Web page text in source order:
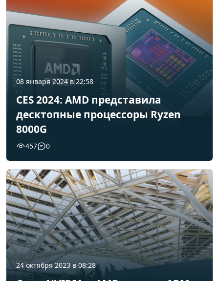
08 января 2024 в 22:58
CES 2024: AMD представила
десктопные процессоры Ryzen
8000G
457 0
24 октября 2023 в 08:28